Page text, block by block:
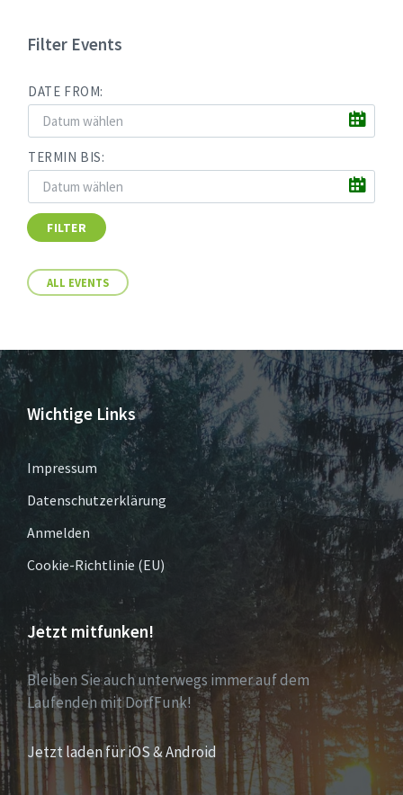
Filter Events
DATE FROM:
TERMIN BIS:
FILTER
ALL EVENTS
Wichtige Links
Impressum
Datenschutzerklärung
Anmelden
Cookie-Richtlinie (EU)
Jetzt mitfunken!
Bleiben Sie auch unterwegs immer auf dem
Laufenden mit DorfFunk!
Jetzt laden für iOS & Android